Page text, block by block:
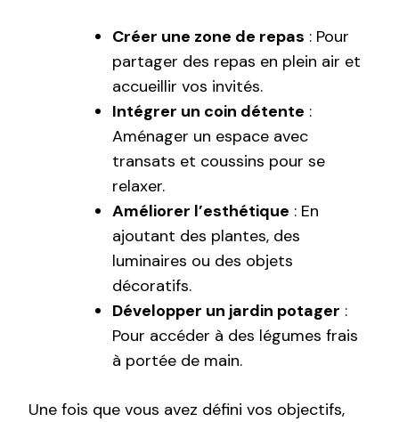
Créer une zone de repas : Pour
partager des repas en plein air et
accueillir vos invités.
Intégrer un coin détente :
Aménager un espace avec
transats et coussins pour se
relaxer.
Améliorer l’esthétique : En
ajoutant des plantes, des
luminaires ou des objets
décoratifs.
Développer un jardin potager :
Pour accéder à des légumes frais
à portée de main.
Une fois que vous avez défini vos objectifs,